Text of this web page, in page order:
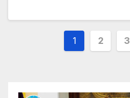
1 2 3